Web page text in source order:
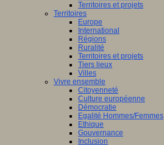
Territoires et projets
Territoires
Europe
International
Régions
Ruralité
Territoires et projets
Tiers lieux
Villes
Vivre ensemble
Citoyenneté
Culture européenne
Démocratie
Egalité Hommes/Femmes
Ethique
Gouvernance
Inclusion